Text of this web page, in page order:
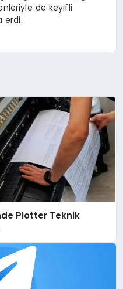
de keyifli
erdi.
Plotter Teknik